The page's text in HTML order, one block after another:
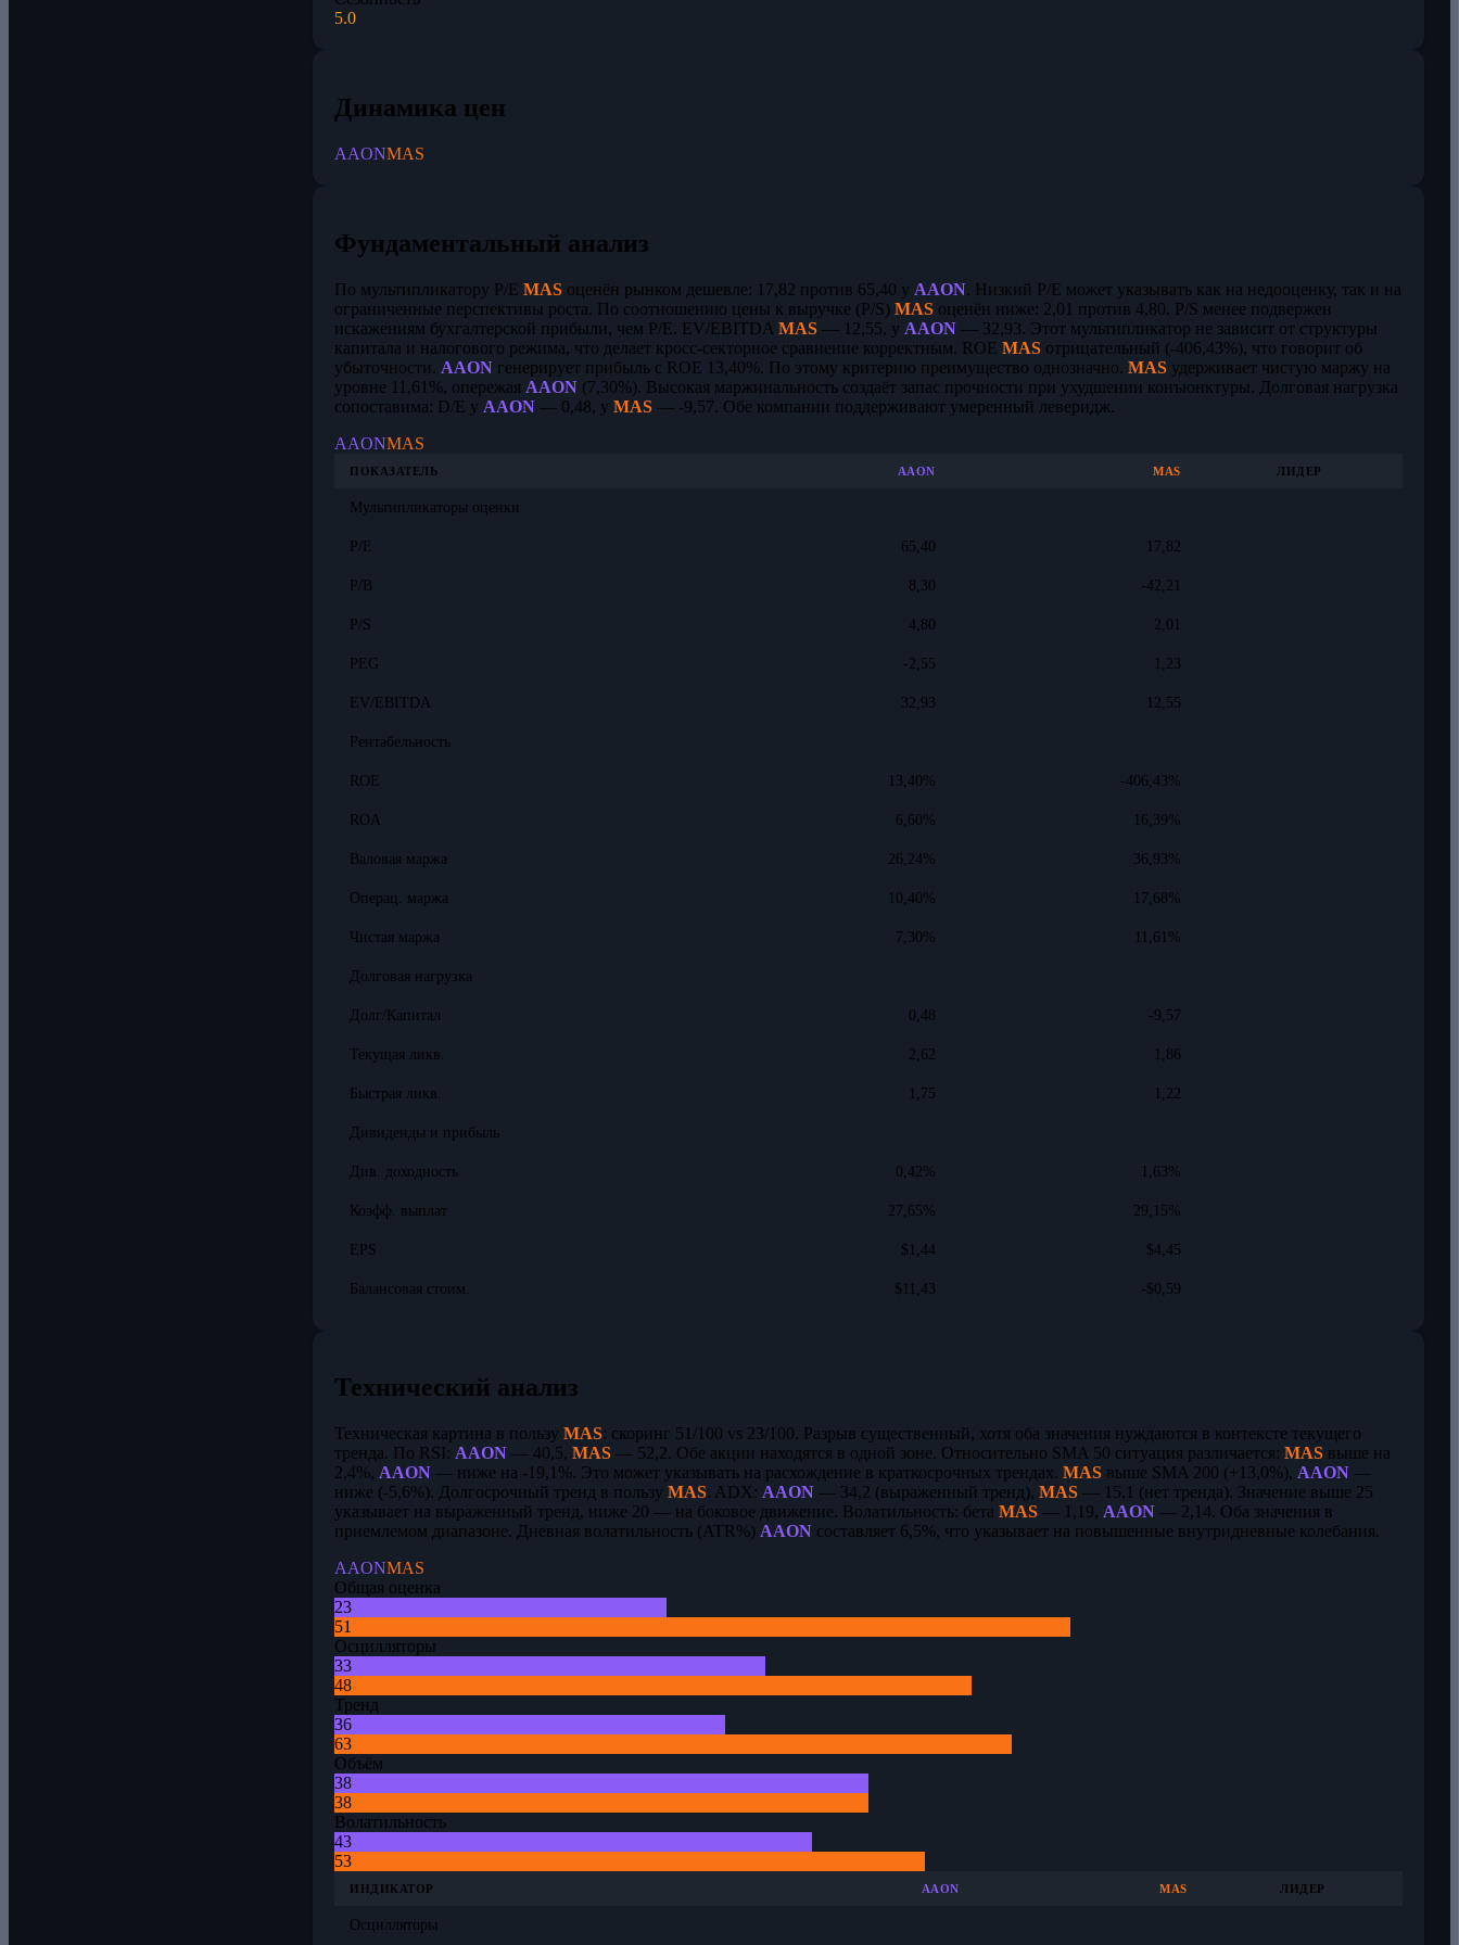
5.0
Динамика цен
AAONMAS
Фундаментальный анализ
По мультипликатору P/E MASоценён рынком дешевле: 17,82 против 65,40 у AAON. Низкий P/E может указывать как на недооценку, так и на
ограниченные перспективы роста. По соотношению цены к выручке (P/S) MASоценён ниже: 2,01 против 4,80. P/S менее подвержен
искажениям бухгалтерской прибыли, чем P/E. EV/EBITDA MAS— 12,55, у AAON— 32,93. Этот мультипликатор не зависит от структуры
капитала и налогового режима, что делает кросс-секторное сравнение корректным. ROE MASотрицательный (-406,43%), что говорит об
убыточности. AAONгенерирует прибыль с ROE 13,40%. По этому критерию преимущество однозначно. MASудерживает чистую маржу на
уровне 11,61%, опережая AAON(7,30%). Высокая маржинальность создаёт запас прочности при ухудшении конъюнктуры. Долговая нагрузка
сопоставима: D/E у AAON— 0,48, у MAS— -9,57. Обе компании поддерживают умеренный леверидж.
AAONMAS
ПОКАЗАТЕЛЬ AAON MAS ЛИДЕР
Мультипликаторы оценки
P/E 65,40 17,82
P/B 8,30 -42,21
P/S 4,80 2,01
PEG -2,55 1,23
EV/EBITDA 32,93 12,55
Рентабельность
ROE 13,40% -406,43%
ROA 6,60% 16,39%
Валовая маржа 26,24% 36,93%
Операц. маржа 10,40% 17,68%
Чистая маржа 7,30% 11,61%
Долговая нагрузка
Долг/Капитал 0,48 -9,57
Текущая ликв. 2,62 1,86
Быстрая ликв. 1,75 1,22
Дивиденды и прибыль
Див. доходность 0,42% 1,63%
Коэфф. выплат 27,65% 29,15%
EPS $1,44 $4,45
Балансовая стоим. $11,43 -$0,59
Технический анализ
Техническая картина в пользу MAS: скоринг 51/100 vs 23/100. Разрыв существенный, хотя оба значения нуждаются в контексте текущего
тренда. По RSI: AAON— 40,5, MAS— 52,2. Обе акции находятся в одной зоне. Относительно SMA 50 ситуация различается: MASвыше на
2,4%, AAON— ниже на -19,1%. Это может указывать на расхождение в краткосрочных трендах. MASвыше SMA 200 (+13,0%), AAON—
ниже (-5,6%). Долгосрочный тренд в пользу MAS. ADX: AAON— 34,2 (выраженный тренд), MAS— 15,1 (нет тренда). Значение выше 25
указывает на выраженный тренд, ниже 20 — на боковое движение. Волатильность: бета MAS— 1,19, AAON— 2,14. Оба значения в
приемлемом диапазоне. Дневная волатильность (ATR%) AAONсоставляет 6,5%, что указывает на повышенные внутридневные колебания.
AAONMAS
Общая оценка
23
51
Осцилляторы
33
48
Тренд
36
63
Объём
38
38
Волатильность
43
53
ИНДИКАТОР AAON MAS ЛИДЕР
Осцилляторы